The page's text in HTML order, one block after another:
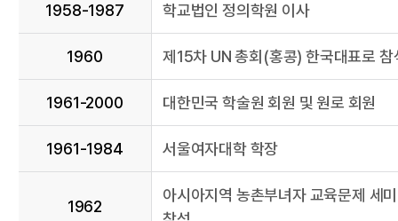
1958-1987 학교법인 정의학원 이사
1960 제15차 UN 총회(홍콩) 한국대표로 참
1961-2000 대한민국 학술원 회원 및 원로 회원
1961-1984 서울여자대학 학장
1962
아시아지역 농촌부녀자 교육문제 세